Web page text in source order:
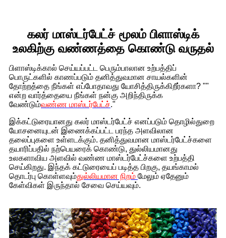
கலர் மாஸ்டர்பேட்ச் மூலம் பிளாஸ்டிக்
உலகிற்கு வண்ணத்தை கொண்டு வருதல்
பிளாஸ்டிக்கால் செய்யப்பட்ட பெரும்பாலான உற்பத்திப்
பொருட்களில் காணப்படும் தனித்துவமான சாயல்களின்
தோற்றத்தை நீங்கள் எப்போதாவது யோசித்திருக்கிறீர்களா? ""
என்ற வார்த்தையை நீங்கள் நன்கு அறிந்திருக்க
வேண்டும்வண்ண மாஸ்டர்பேட்ச்."
இக்கட்டுரையானது கலர் மாஸ்டர்பேட்ச் எனப்படும் தொழில்துறை
யோசனையுடன் இணைக்கப்பட்ட பரந்த அளவிலான
தலைப்புகளை உள்ளடக்கும். தனித்துவமான மாஸ்டர்பேட்ச்களை
தயாரிப்பதில் நற்பெயரைக் கொண்டு, துல்லியமானது
உலகளாவிய அளவில் வண்ண மாஸ்டர்பேட்ச்களை உற்பத்தி
செய்கிறது. இந்தக் கட்டுரையைப் படித்த பிறகு, தயங்காமல்
தொடர்பு கொள்ளவும்துல்லியமான நிறம் மேலும் ஏதேனும்
கேள்விகள் இருந்தால் சேவை செய்யவும்.